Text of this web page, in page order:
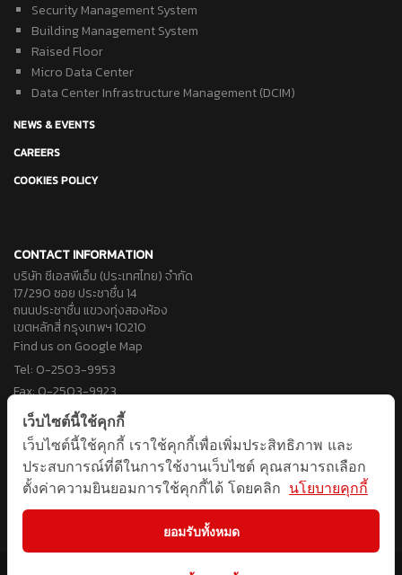
Security Management System
Building Management System
Raised Floor
Micro Data Center
Data Center Infrastructure Management (DCIM)
NEWS & EVENTS
CAREERS
COOKIES POLICY
CONTACT INFORMATION
บริษัท ซีเอสพีเอ็ม (ประเทศไทย) จำกัด
17/290 ซอย ประชาชื่น 14
ถนนประชาชื่น แขวงทุ่งสองห้อง
เขตหลักสี่ กรุงเทพฯ 10210
Find us on Google Map
Tel: 0-2503-9953
Fax: 0-2503-9923
Email: info@cspm.co.th
FOLLOW US
เว็บไซต์นี้ใช้คุกกี้
เว็บไซต์นี้ใช้คุกกี้ เราใช้คุกกี้เพื่อเพิ่มประสิทธิภาพ และ
ประสบการณ์ที่ดีในการใช้งานเว็บไซต์ คุณสามารถเลือก
ตั้งค่าความยินยอมการใช้คุกกี้ได้ โดยคลิก นโยบายคุกกี้
ยอมรับทั้งหมด